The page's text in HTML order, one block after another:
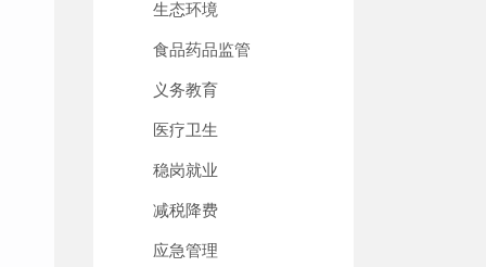
生态环境
食品药品监管
义务教育
医疗卫生
稳岗就业
减税降费
应急管理